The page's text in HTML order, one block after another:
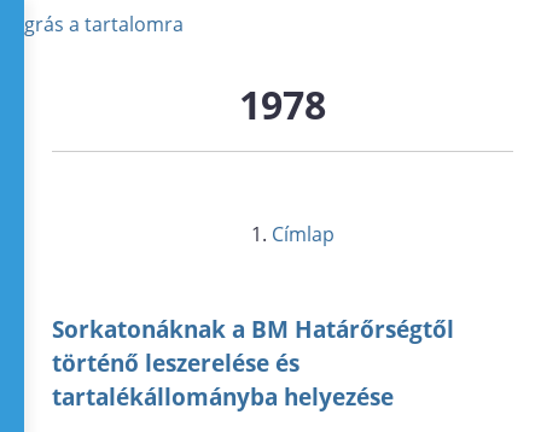
Ugrás a tartalomra
1978
Címlap
Sorkatonáknak a BM Határőrségtől
történő leszerelése és
tartalékállományba helyezése